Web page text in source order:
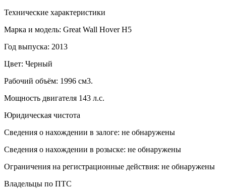
Технические характеристики
Марка и модель: Great Wall Hover H5
Год выпуска: 2013
Цвет: Черный
Рабочий объём: 1996 см3.
Мощность двигателя 143 л.с.
Юридическая чистота
Сведения о нахождении в залоге: не обнаружены
Сведения о нахождении в розыске: не обнаружены
Ограничения на регистрационные действия: не обнаружены
Владельцы по ПТС